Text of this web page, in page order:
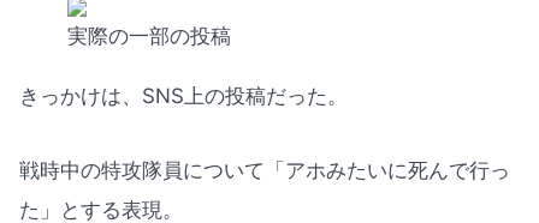
実際の一部の投稿
きっかけは、SNS上の投稿だった。
戦時中の特攻隊員について「アホみたいに死んで行っ
た」とする表現。